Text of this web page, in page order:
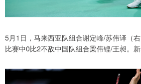
5月1日，马来西亚队组合谢定峰/苏伟译（
比赛中0比2不敌中国队组合梁伟铿/王昶。